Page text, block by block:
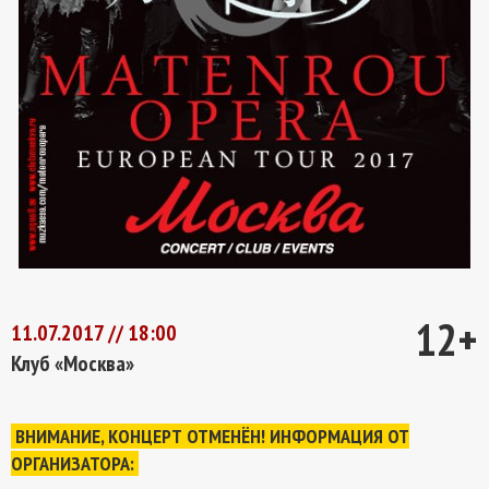
12+
11.07.2017 // 18:00
Клуб «Москва»
ВНИМАНИЕ, КОНЦЕРТ ОТМЕНЁН! ИНФОРМАЦИЯ ОТ
ОРГАНИЗАТОРА: